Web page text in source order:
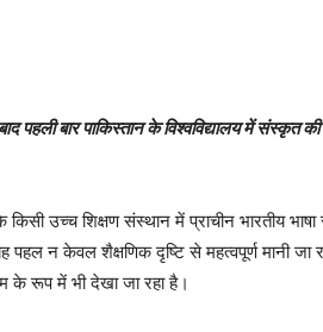
बार पाकिस्तान के विश्वविद्यालय में संस्कृत की
उच्च शिक्षण संस्थान में प्राचीन भारतीय
न केवल शैक्षणिक दृष्टि से महत्वपूर्ण मानी जा
के रूप में भी देखा जा रहा है।